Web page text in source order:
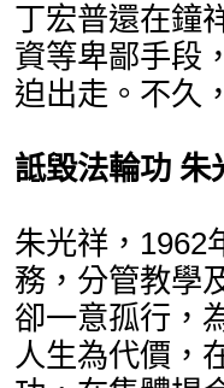
丁宏普還在鐘
資等卑鄙手段
迫出走。不久
詆毀法輪功 朱
朱光祥，1962
務，分管教學
卻一意孤行，
人生為代價，